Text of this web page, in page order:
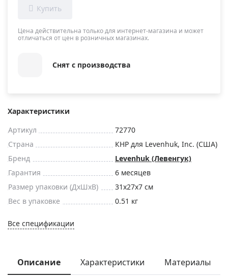
Цена действительна только для интернет-магазина и может
отличаться от цен в розничных магазинах.
Снят с производства
Характеристики
Артикул
72770
Страна
КНР для Levenhuk, Inc. (США)
Бренд
Levenhuk (Левенгук)
Гарантия
6 месяцев
Размер упаковки (ДxШxВ)
31x27x7 см
Вес в упаковке
0.51 кг
Все спецификации
Описание Характеристики Материалы